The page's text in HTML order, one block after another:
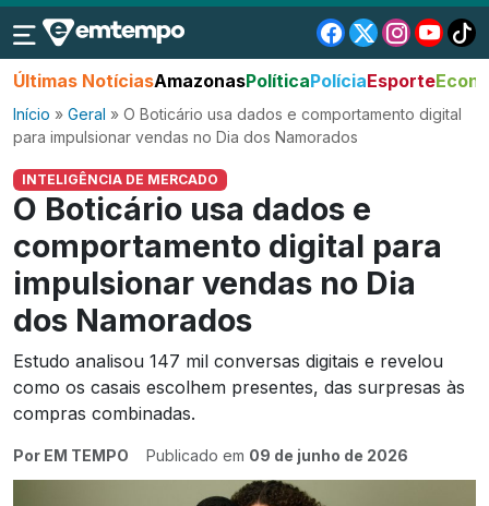
Últimas NotíciasAmazonasPolíticaPolíciaEsporte
Início » Geral » O Boticário usa dados e comportamento digital
para impulsionar vendas no Dia dos Namorados
INTELIGÊNCIA DE MERCADO
O Boticário usa dados e
comportamento digital para
impulsionar vendas no Dia
dos Namorados
Estudo analisou 147 mil conversas digitais e revelou
como os casais escolhem presentes, das surpresas às
compras combinadas.
Por EM TEMPO Publicado em 09 de junho de 2026